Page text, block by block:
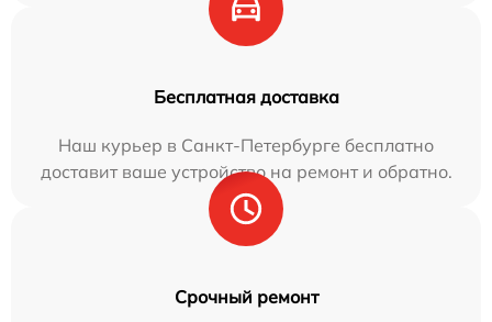
Бесплатная доставка
Наш курьер в Санкт-Петербурге бесплатно
доставит ваше устройство на ремонт и обратно.
Срочный ремонт